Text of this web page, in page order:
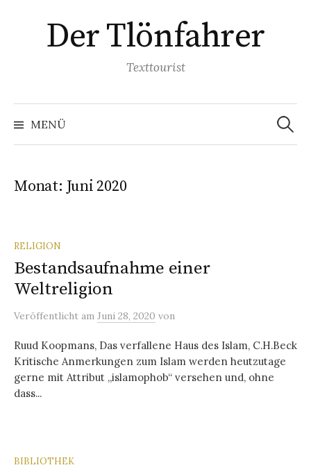
Der Tlönfahrer
Texttourist
MENÜ
Suchen
nach:
Monat: Juni 2020
RELIGION
Bestandsaufnahme einer
Weltreligion
Veröffentlicht am Juni 28, 2020 von
Ruud Koopmans, Das verfallene Haus des Islam, C.H.Beck
Kritische Anmerkungen zum Islam werden heutzutage
gerne mit Attribut „islamophob“ versehen und, ohne
dass...
BIBLIOTHEK